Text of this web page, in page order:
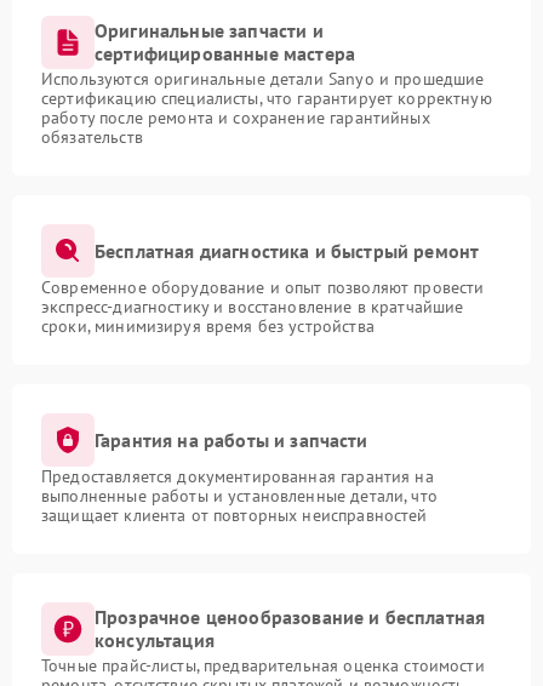
Оригинальные запчасти и
сертифицированные мастера
Используются оригинальные детали Sanyo и прошедшие
сертификацию специалисты, что гарантирует корректную
работу после ремонта и сохранение гарантийных
обязательств
Бесплатная диагностика и быстрый ремонт
Современное оборудование и опыт позволяют провести
экспресс-диагностику и восстановление в кратчайшие
сроки, минимизируя время без устройства
Гарантия на работы и запчасти
Предоставляется документированная гарантия на
выполненные работы и установленные детали, что
защищает клиента от повторных неисправностей
Прозрачное ценообразование и бесплатная
консультация
Точные прайс-листы, предварительная оценка стоимости